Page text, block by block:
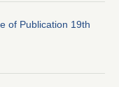
of Publication 19th